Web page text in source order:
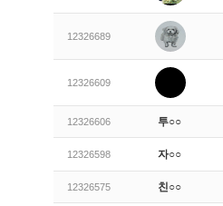
12326689
12326609
12326606 투○○
12326598 자○○
12326575 친○○